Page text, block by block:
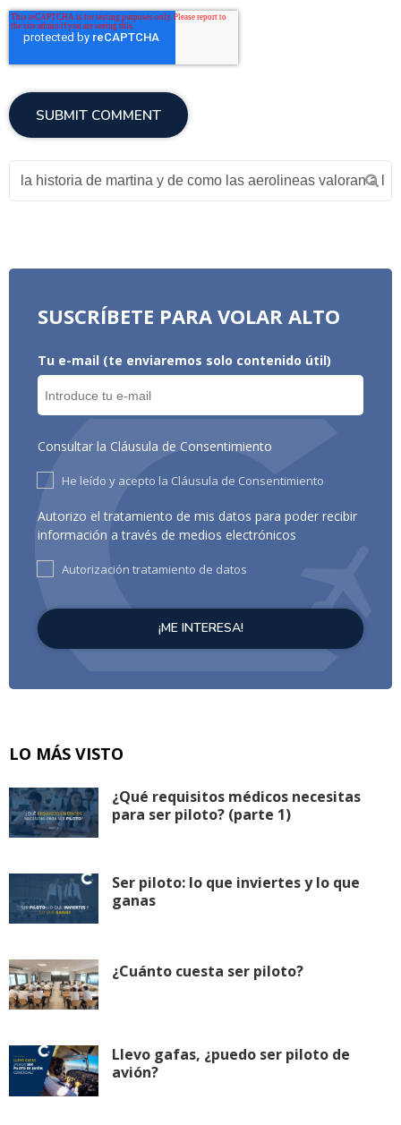
SUSCRÍBETE PARA VOLAR ALTO
Tu e-mail (te enviaremos solo contenido útil)
Consultar la Cláusula de Consentimiento
He leído y acepto la Cláusula de Consentimiento
Autorizo el tratamiento de mis datos para poder recibir
información a través de medios electrónicos
Autorización tratamiento de datos
LO MÁS VISTO
¿Qué requisitos médicos necesitas
para ser piloto? (parte 1)
Ser piloto: lo que inviertes y lo que
ganas
¿Cuánto cuesta ser piloto?
Llevo gafas, ¿puedo ser piloto de
avión?